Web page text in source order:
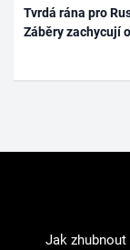
Tvrdá rána pro
Záběry zachycují
Jak zhubnout